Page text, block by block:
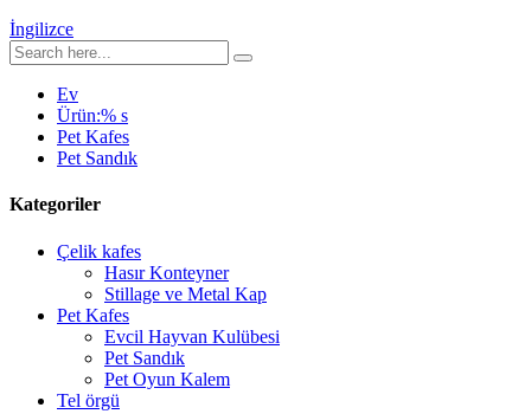
İngilizce
Ev
Ürün:% s
Pet Kafes
Pet Sandık
Kategoriler
Çelik kafes
Hasır Konteyner
Stillage ve Metal Kap
Pet Kafes
Evcil Hayvan Kulübesi
Pet Sandık
Pet Oyun Kalem
Tel örgü